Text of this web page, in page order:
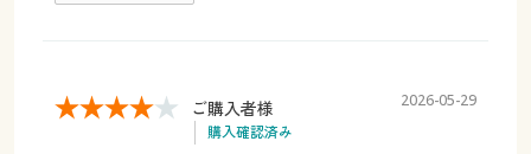
ご購入者様
購入確認済み
2026-05-29